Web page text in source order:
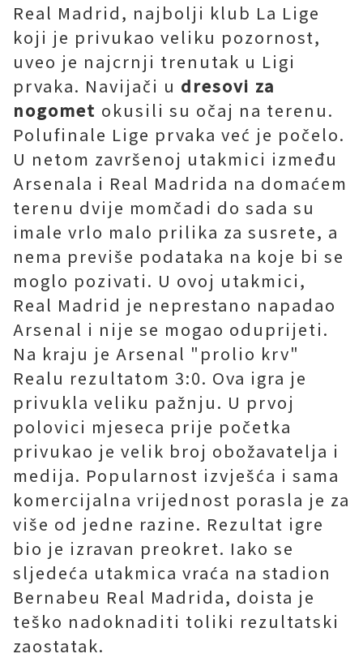
Real Madrid, najbolji klub La Lige
koji je privukao veliku pozornost,
uveo je najcrnji trenutak u Ligi
prvaka. Navijači u dresovi za
nogomet okusili su očaj na terenu.
Polufinale Lige prvaka već je počelo.
U netom završenoj utakmici između
Arsenala i Real Madrida na domaćem
terenu dvije momčadi do sada su
imale vrlo malo prilika za susrete, a
nema previše podataka na koje bi se
moglo pozivati. U ovoj utakmici,
Real Madrid je neprestano napadao
Arsenal i nije se mogao oduprijeti.
Na kraju je Arsenal "prolio krv"
Realu rezultatom 3:0. Ova igra je
privukla veliku pažnju. U prvoj
polovici mjeseca prije početka
privukao je velik broj obožavatelja i
medija. Popularnost izvješća i sama
komercijalna vrijednost porasla je za
više od jedne razine. Rezultat igre
bio je izravan preokret. Iako se
sljedeća utakmica vraća na stadion
Bernabeu Real Madrida, doista je
teško nadoknaditi toliki rezultatski
zaostatak.